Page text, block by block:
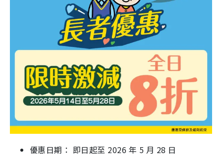
優惠日期： 即日起至 2026 年 5 月 28 日